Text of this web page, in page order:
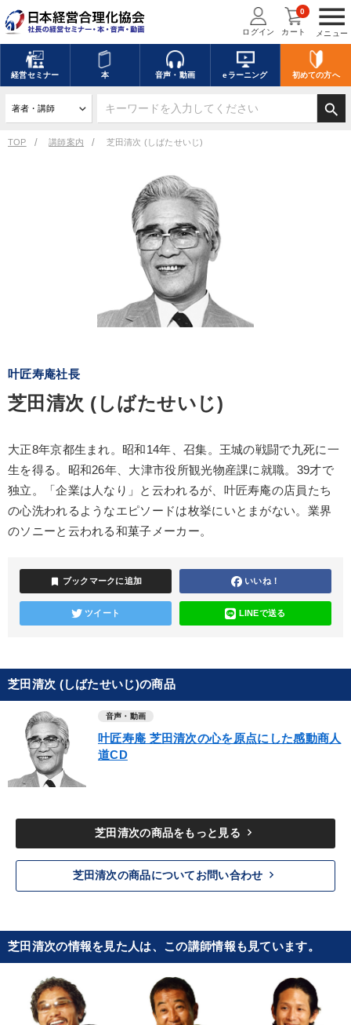
menu
メニュー
ログイン カート
0
経営セミナー 本 音声・動画 eラーニング 初めての方へ
search
TOP 講師案内 芝田清次 (しばたせいじ)
叶匠寿庵社長
芝田清次 (しばたせいじ)
大正8年京都生まれ。昭和14年、召集。王城の戦闘で九死に一
生を得る。昭和26年、大津市役所観光物産課に就職。39才で
独立。「企業は人なり」と云われるが、叶匠寿庵の店員たち
の心洗われるようなエピソードは枚挙にいとまがない。業界
のソニーと云われる和菓子メーカー。
bookmark ブックマークに追加 いいね！
ツイート LINEで送る
芝田清次 (しばたせいじ)の商品
音声・動画
叶匠寿庵 芝田清次の心を原点にした感動商人
道CD
芝田清次の商品をもっと見る keyboard_arrow_right
芝田清次の商品についてお問い合わせ keyboard_arrow_right
芝田清次の情報を見た人は、この講師情報も見ています。